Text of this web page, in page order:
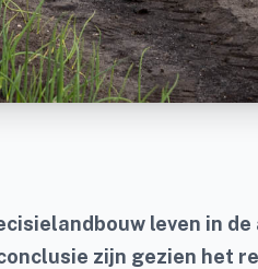
leven in
zijn gezien het